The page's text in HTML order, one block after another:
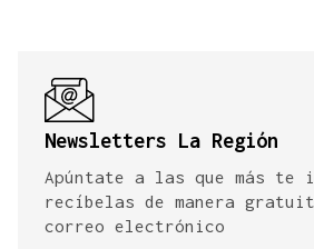
Newsletters La Región
Apúntate a las que más te
recíbelas de manera
correo electrónico